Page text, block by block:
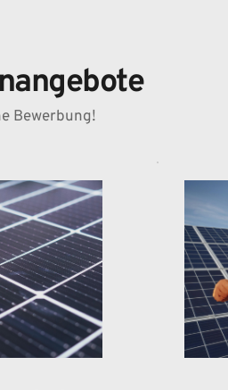
Bewerbung!